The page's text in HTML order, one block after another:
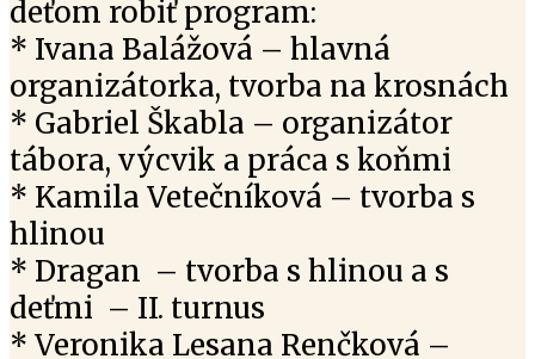
deťom robiť program:
* Ivana Balážová – hlavná
organizátorka, tvorba na krosnách
* Gabriel Škabla – organizátor
tábora, výcvik a práca s koňmi
* Kamila Vetečníková – tvorba s
hlinou
* Dragan – tvorba s hlinou a s
deťmi – II. turnus
* Veronika Lesana Renčková –